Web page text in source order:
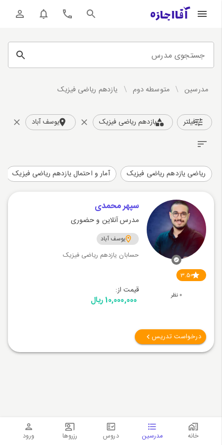
جستجوی مدرس
مدرسین / متوسطه دوم / یازدهم ریاضی فیزیک
فیلتر یازدهم ریاضی فیزیک یوسف آباد
ریاضی یازدهم ریاضی فیزیک آمار و احتمال یازدهم ریاضی فیزیک
3.50
0 نظر
سپهر محمدی
مدرس آنلاین و حضوری
یوسف آباد
حسابان یازدهم ریاضی فیزیک
قیمت از:
10,000,000 ریال
درخواست تدریس
خانه مدرسین دروس رزروها ورود